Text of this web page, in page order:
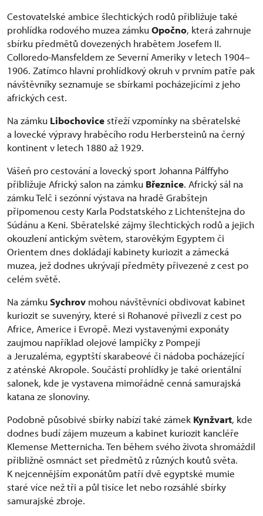
Cestovatelské ambice šlechtických rodů přibližuje také
prohlídka rodového muzea zámkuOpočno, která zahrnuje
sbírku předmětů dovezených hrabětem Josefem II.
Colloredo-Mansfeldem ze Severní Ameriky v letech 1904–
1906. Zatímco hlavní prohlídkový okruh v prvním patře pak
návštěvníky seznamuje se sbírkami pocházejícími z jeho
afrických cest.
Na zámku Libochovice střeží vzpomínky na sběratelské
a lovecké výpravy hraběcího rodu Herbersteinů na černý
kontinent v letech 1880 až 1929.
Vášeň pro cestování a lovecký sport Johanna Pálffyho
přibližuje Africký salon na zámku Březnice. Africký sál na
zámku Telč i sezónní výstava na hradě Grabštejn
připomenou cesty Karla Podstatského z Lichtenštejna do
Súdánu a Keni. Sběratelské zájmy šlechtických rodů a jejich
okouzlení antickým světem, starověkým Egyptem či
Orientem dnes dokládají kabinety kuriozit a zámecká
muzea, jež dodnes ukrývají předměty přivezené z cest po
celém světě.
Na zámkuSychrov mohou návštěvníci obdivovat kabinet
kuriozit se suvenýry, které si Rohanové přivezli z cest po
Africe, Americe i Evropě. Mezi vystavenými exponáty
zaujmou například olejové lampičky z Pompejí
a Jeruzaléma, egyptští skarabeové či nádoba pocházející
z aténské Akropole. Součástí prohlídky je také orientální
salonek, kde je vystavena mimořádně cenná samurajská
katana ze slonoviny.
Podobně působivé sbírky nabízí také zámek Kynžvart, kde
dodnes budí zájem muzeum a kabinet kuriozit kancléře
Klemense Metternicha. Ten během svého života shromáždil
přibližně osmnáct set předmětů z různých koutů světa.
K nejcennějším exponátům patří dvě egyptské mumie
staré více než tři a půl tisíce let nebo rozsáhlé sbírky
samurajské zbroje.